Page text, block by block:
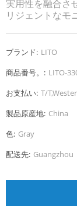
実用性を融合さ
リジェントなモ
ブランド: LITO
商品番号。: LITO-
お支払い: T/
製品原産地: China
色: Gray
配送先: Guangzhou